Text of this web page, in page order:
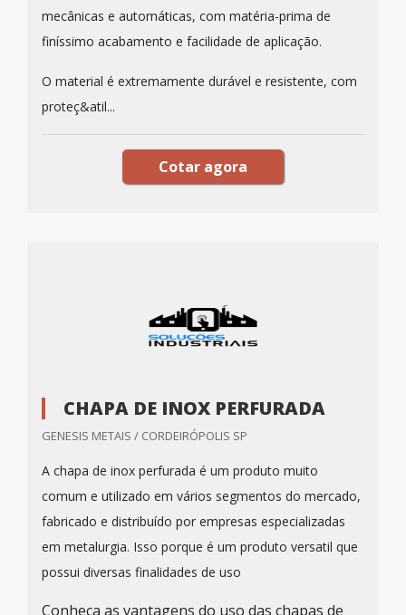
mecânicas e automáticas, com matéria-prima de
finíssimo acabamento e facilidade de aplicação.
O material é extremamente durável e resistente, com
proteç&atil...
Cotar agora
CHAPA DE INOX PERFURADA
GENESIS METAIS / CORDEIRÓPOLIS SP
A chapa de inox perfurada é um produto muito
comum e utilizado em vários segmentos do mercado,
fabricado e distribuído por empresas especializadas
em metalurgia. Isso porque é um produto versatil que
possui diversas finalidades de uso
Conheça as vantagens do uso das chapas de